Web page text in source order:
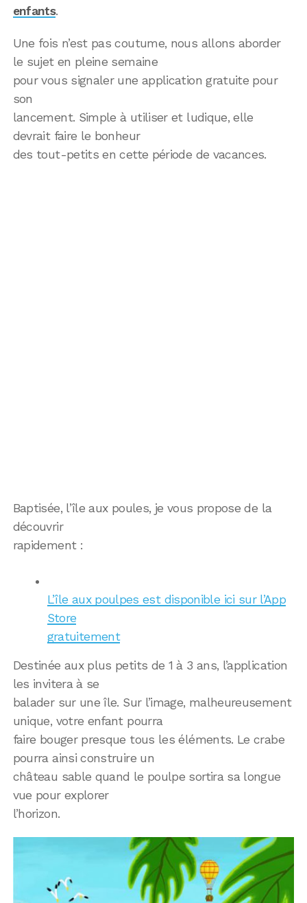
enfants.
Une fois n’est pas coutume, nous allons aborder
le sujet en pleine semaine
pour vous signaler une application gratuite pour
son
lancement. Simple à utiliser et ludique, elle
devrait faire le bonheur
des tout-petits en cette période de vacances.
Baptisée, l’île aux poules, je vous propose de la
découvrir
rapidement :
L’île aux poulpes est disponible ici sur l’App
Store
gratuitement
Destinée aux plus petits de 1 à 3 ans, l’application
les invitera à se
balader sur une île. Sur l’image, malheureusement
unique, votre enfant pourra
faire bouger presque tous les éléments. Le crabe
pourra ainsi construire un
château sable quand le poulpe sortira sa longue
vue pour explorer
l’horizon.